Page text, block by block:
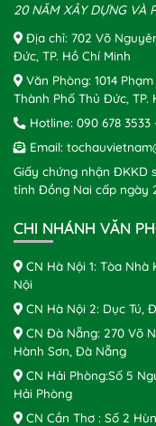
20 NĂM XÂY DỰNG VÀ
Địa chỉ: 702 Võ
Đức, TP. Hồ Chí Minh
Văn Phòng: 1014
Thành Phố Thủ Đức, TP.
Hotline: 090 678 3533
Email:
Giấy chứng nhận ĐKKD
tỉnh Đồng Nai cấp ngày
CHI NHÁNH VĂN
CN Hà Nội 1: Tòa Nhà
Nội
CN Hà Nội 2: Dục Tú,
CN Đà Nẵng: 270 Võ
Hành Sơn, Đà Nẵng
CN Hải Phòng:Số 5
Hải Phòng
CN Cần Thơ : Số 2